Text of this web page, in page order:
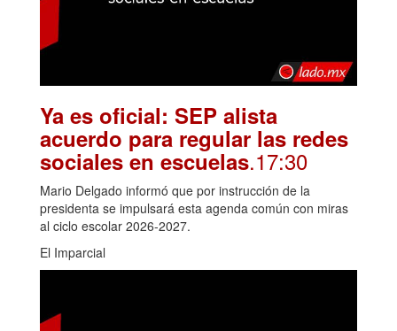
Ya es oficial: SEP alista
acuerdo para regular las redes
sociales en escuelas.17:30
Mario Delgado informó que por instrucción de la
presidenta se impulsará esta agenda común con miras
al ciclo escolar 2026-2027.
El Imparcial